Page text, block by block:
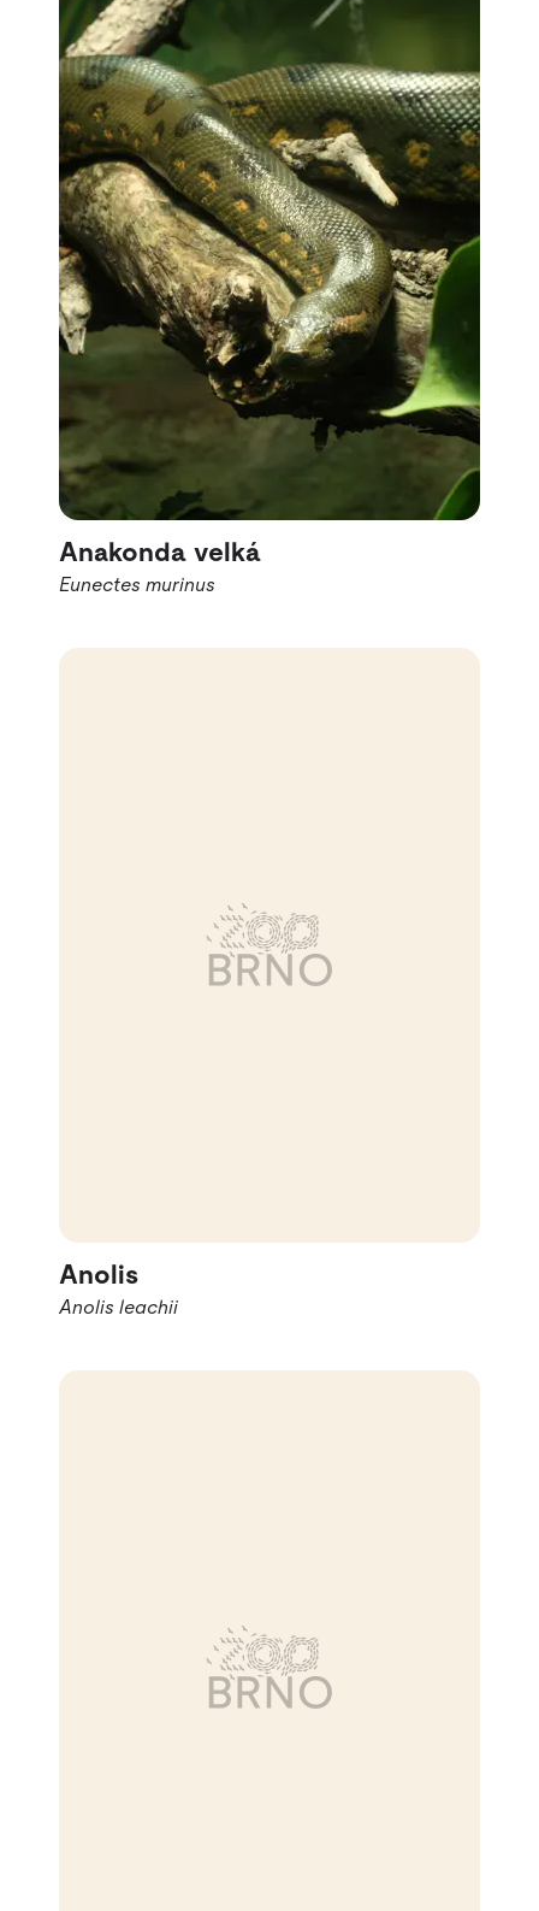
Anakonda velká
Eunectes murinus
Anolis
Anolis leachii